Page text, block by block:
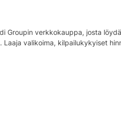
Groupin verkkokauppa, josta
Laaja valikoima, kilpailukykyiset